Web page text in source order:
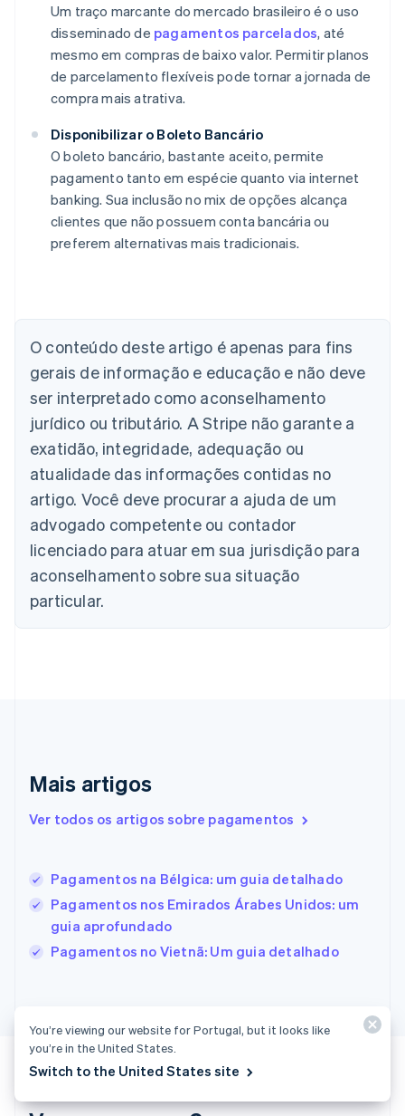
Um traço marcante do mercado brasileiro é o uso
disseminado de pagamentos parcelados, até
mesmo em compras de baixo valor. Permitir planos
de parcelamento flexíveis pode tornar a jornada de
compra mais atrativa.
Disponibilizar o Boleto Bancário
O boleto bancário, bastante aceito, permite
pagamento tanto em espécie quanto via internet
banking. Sua inclusão no mix de opções alcança
clientes que não possuem conta bancária ou
preferem alternativas mais tradicionais.
O conteúdo deste artigo é apenas para fins
gerais de informação e educação e não deve
ser interpretado como aconselhamento
jurídico ou tributário. A Stripe não garante a
exatidão, integridade, adequação ou
atualidade das informações contidas no
artigo. Você deve procurar a ajuda de um
advogado competente ou contador
licenciado para atuar em sua jurisdição para
aconselhamento sobre sua situação
particular.
Mais artigos
Ver todos os artigos sobre pagamentos
Pagamentos na Bélgica: um guia detalhado
Pagamentos nos Emirados Árabes Unidos: um
guia aprofundado
Pagamentos no Vietnã: Um guia detalhado
English
Áustria
Deutsch English
Bélgica
Nederlands Français
Brasil
Português English
Bulgária
Canadá
EnglishFrançais
China continental
简体中文
Chipre
English
Croácia
EnglishItaliano
Dinamarca
Espanha
English
Estados Unidos
Finlândia
EnglishSvenska
França
Gibraltar
Hungria
English
Índia
Irlanda
You’re viewing our website for Portugal, but it looks like
you’re in the United States.
Switch to the United States site